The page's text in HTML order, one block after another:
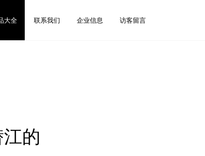
大全 联系我们 企业信息 访客留言
的